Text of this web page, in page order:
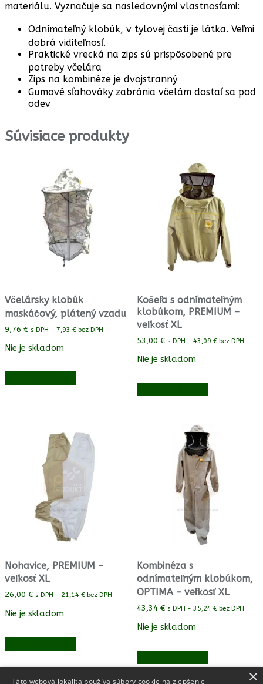
materiálu. Vyznačuje sa nasledovnými vlastnosťami:
Odnímateľný klobúk, v tylovej časti je látka. Veľmi
dobrá viditeľnosť.
Praktické vrecká na zips sú prispôsobené pre
potreby včelára
Zips na kombinéze je dvojstranný
Gumové sťahováky zabránia včelám dostať sa pod
odev
Súvisiace produkty
Včelársky klobúk
maskáčový, plátený vzadu
9,76 € s DPH - 7,93 € bez DPH
Nie je skladom
Košeľa s odnímateľným
klobúkom, PREMIUM –
veľkosť XL
53,00 € s DPH - 43,09 €bez DPH
Nie je skladom
Nohavice, PREMIUM –
veľkosť XL
26,00 € s DPH - 21,14 € bez DPH
Nie je skladom
Kombinéza s
odnímateľným klobúkom,
OPTIMA – veľkosť XL
43,34 € s DPH - 35,24 €bez DPH
Nie je skladom
×
Táto webová lokalita používa súbory cookie na zlepšenie